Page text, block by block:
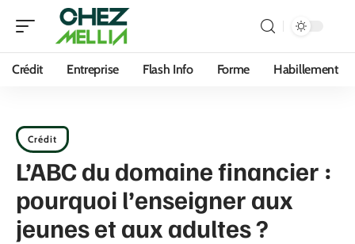
Crédit Entreprise Flash Info Forme Habillement
Crédit
L’ABC du domaine financier :
pourquoi l’enseigner aux
jeunes et aux adultes ?